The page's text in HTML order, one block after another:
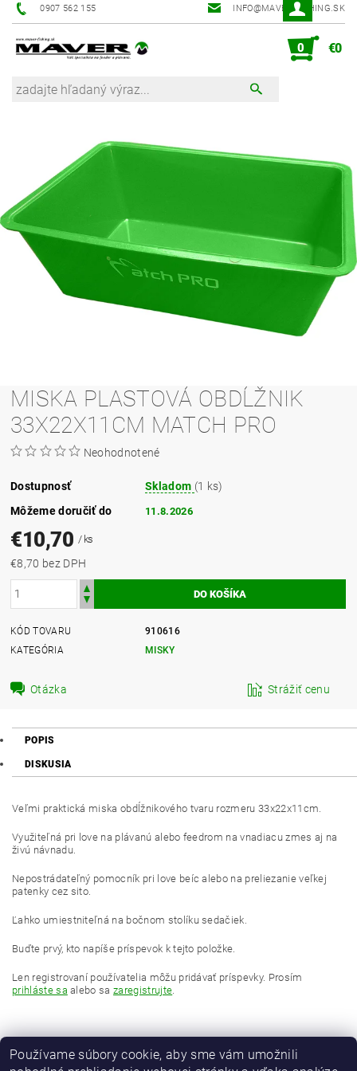
0907 562 155 INFO@MAVER-FISHING.SK
0 €0
MISKA PLASTOVÁ OBDĹŽNIK
33X22X11CM MATCH PRO
Neohodnotené
Dostupnosť Skladom (1 ks)
Môžeme doručiť do
11.8.2026
€10,70 / ks
€8,70 bez DPH
KÓD TOVARU
910616
KATEGÓRIA
MISKY
Otázka Strážiť cenu
POPIS
DISKUSIA
Veľmi praktická miska obdĺžnikového tvaru rozmeru 33x22x11cm.
Využiteľná pri love na plávanú alebo feedrom na vnadiacu zmes aj na
živú návnadu.
Nepostrádateľný pomocník pri love beíc alebo na preliezanie veľkej
patenky cez sito.
Ľahko umiestniteľná na bočnom stolíku sedačiek.
Buďte prvý, kto napíše príspevok k tejto položke.
Len registrovaní používatelia môžu pridávať príspevky. Prosím
prihláste sa alebo sazaregistrujte.
Používame súbory cookie, aby sme vám umožnili